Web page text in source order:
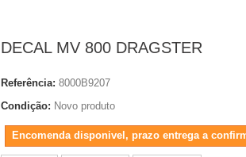
DECAL MV 800 DRAGSTER
Referência: 8000B9207
Condição: Novo produto
Encomenda disponivel, prazo entrega a